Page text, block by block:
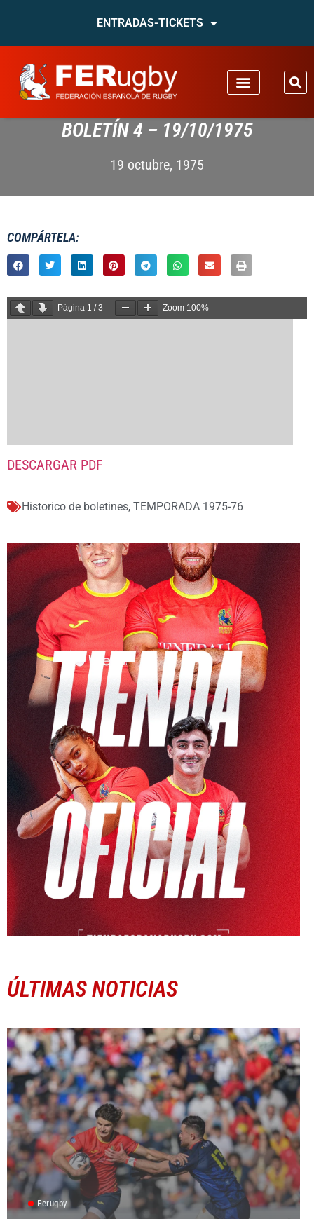
ENTRADAS-TICKETS
BOLETÍN 4 – 19/10/1975
19 octubre, 1975
COMPÁRTELA:
Página 1 /3 Zoom 100%
DESCARGAR PDF
Historico de boletines, TEMPORADA 1975-76
ÚLTIMAS NOTICIAS
Ferugby